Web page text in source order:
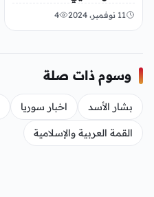
العربية والإسلامية غير
11 نوفمبر، 2024 4
وسوم ذات صلة
بشار الأسد اخبار سوريا
القمة العربية والإسلامية